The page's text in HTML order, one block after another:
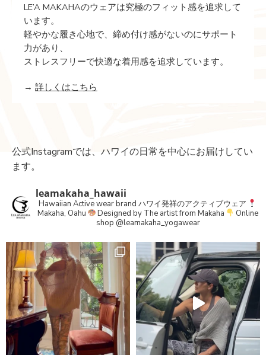
LE’A MAKAHAのウェアは究極のフィット感を追求して
います。
軽やかな履き心地で、締め付け感がないのにサポート
力があり、
ストレスフリーで快適な着用感を追求しています。
→ 詳しくはこちら
公式Instagramでは、ハワイの日常を中心にお届けしてい
ます。
leamakaha_hawaii
Hawaiian Active wear brand ハワイ発祥のアクティブウェア
Makaha, Oahu
Designed by The artist from Makaha
Online
shop @leamakaha_yogawear